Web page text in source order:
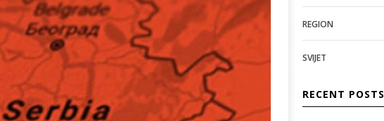
REGION
SVIJET
RECENT POSTS